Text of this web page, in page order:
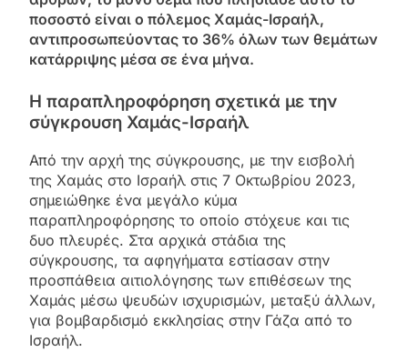
ποσοστό είναι ο πόλεμος Χαμάς-Ισραήλ,
αντιπροσωπεύοντας το 36% όλων των θεμάτων
κατάρριψης μέσα σε ένα μήνα.
Η παραπληροφόρηση σχετικά με την
σύγκρουση Χαμάς-Ισραήλ
Από την αρχή της σύγκρουσης, με την εισβολή
της Χαμάς στο Ισραήλ στις 7 Οκτωβρίου 2023,
σημειώθηκε ένα μεγάλο κύμα
παραπληροφόρησης το οποίο στόχευε και τις
δυο πλευρές. Στα αρχικά στάδια της
σύγκρουσης, τα αφηγήματα εστίασαν στην
προσπάθεια αιτιολόγησης των επιθέσεων της
Χαμάς μέσω ψευδών ισχυρισμών, μεταξύ άλλων,
για βομβαρδισμό εκκλησίας στην Γάζα από το
Ισραήλ.